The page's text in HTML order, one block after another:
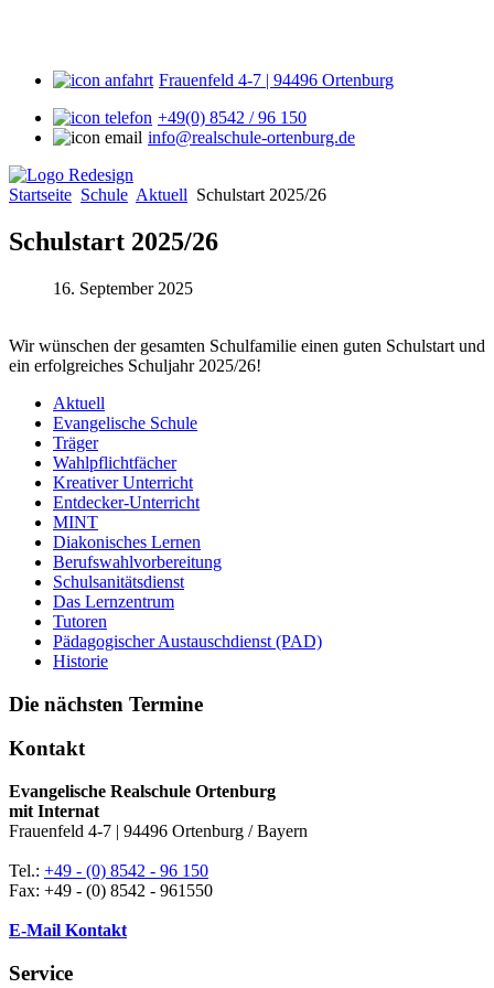
Frauenfeld 4-7 | 94496 Ortenburg
+49(0) 8542 / 96 150
info@realschule-ortenburg.de
Startseite Schule Aktuell Schulstart 2025/26
Schulstart 2025/26
16. September 2025
Wir wünschen der gesamten Schulfamilie einen guten Schulstart und
ein erfolgreiches Schuljahr 2025/26!
Aktuell
Evangelische Schule
Träger
Wahlpflichtfächer
Kreativer Unterricht
Entdecker-Unterricht
MINT
Diakonisches Lernen
Berufswahlvorbereitung
Schulsanitätsdienst
Das Lernzentrum
Tutoren
Pädagogischer Austauschdienst (PAD)
Historie
Die nächsten Termine
Kontakt
Evangelische Realschule Ortenburg
mit Internat
Frauenfeld 4-7 | 94496 Ortenburg / Bayern
Tel.: +49 - (0) 8542 - 96 150
Fax: +49 - (0) 8542 - 961550
E-Mail Kontakt
Service